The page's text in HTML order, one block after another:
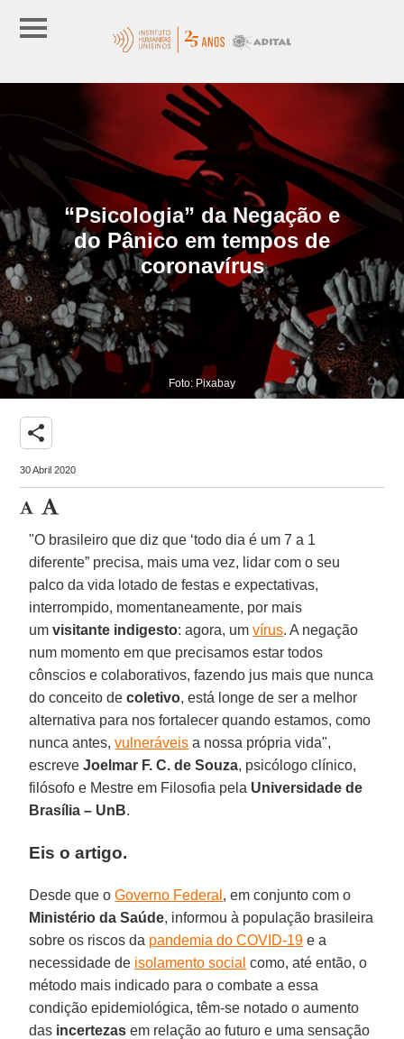
“Psicologia” da Negação e
do Pânico em tempos de
coronavírus
Foto: Pixabay
share
30 Abril 2020
"O brasileiro que diz que ‘todo dia é um 7 a 1
diferente” precisa, mais uma vez, lidar com o seu
palco da vida lotado de festas e expectativas,
interrompido, momentaneamente, por mais
umvisitante indigesto: agora, umvírus. A negação
num momento em que precisamos estar todos
cônscios e colaborativos, fazendo jus mais que nunca
do conceito decoletivo, está longe de ser a melhor
alternativa para nos fortalecer quando estamos, como
nunca antes,vulneráveis a nossa própria vida",
escreveJoelmar F. C. de Souza, psicólogo clínico,
filósofo e Mestre em Filosofia pela Universidade de
Brasília – UnB.
Eis o artigo.
Desde que oGoverno Federal , em conjunto com o
Ministério da Saúde, informou à população brasileira
sobre os riscos da pandemia do COVID-19 e a
necessidade de isolamento social como, até então, o
método mais indicado para o combate a essa
condição epidemiológica, têm-se notado o aumento
das incertezas em relação ao futuro e uma sensação